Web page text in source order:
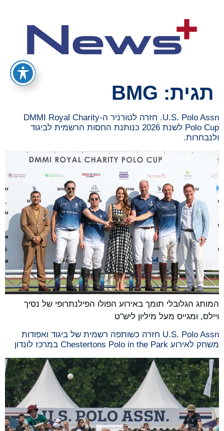
תגית: BMG
U.S. Polo Assn. חזרה לטורניר ה-DMMI Royal Charity
Polo Cup לשנת 2026 כנותנת החסות הרשמית לביגוד
ולנבחרות.
המותג הגלובלי תומך באירוע הפולו הפילנתרופי של נסיך
ויילס, ומגייס מעל מיליון ליש"ט
U.S. Polo Assn חזרה כשותפה רשמית של ביגוד ואפודות
משחק לאירוע Chestertons Polo in the Park במרכז לונדון